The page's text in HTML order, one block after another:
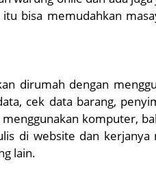
bisa memudahkan
dirumah dengan
cek data barang,
komputer,
di website dan
lain.